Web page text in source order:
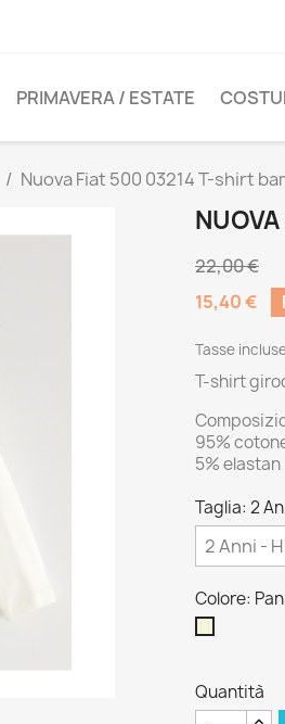
PRIMAVERA / ESTATE
Nuova Fiat 500 03214 T-shirt
22,00 €
15,40 €
Tasse
T-shirt
95%
5% elastan
Taglia: 2
Colore:
Quantità